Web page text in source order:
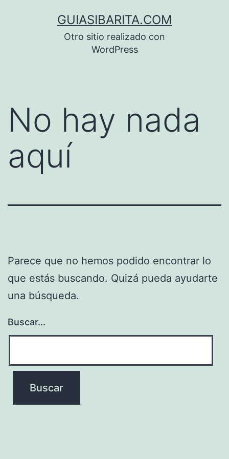
GUIASIBARITA.COM
Otro sitio realizado con
WordPress
No hay nada
aquí
Parece que no hemos podido encontrar lo
que estás buscando. Quizá pueda ayudarte
una búsqueda.
Buscar...